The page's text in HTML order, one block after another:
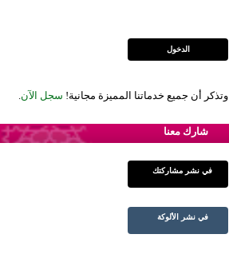
وتذكر أن جميع خدماتنا المميزة مجانية! سجل الآن
شارك معنا
في نشر مشاركتك
في نشر الألوكة